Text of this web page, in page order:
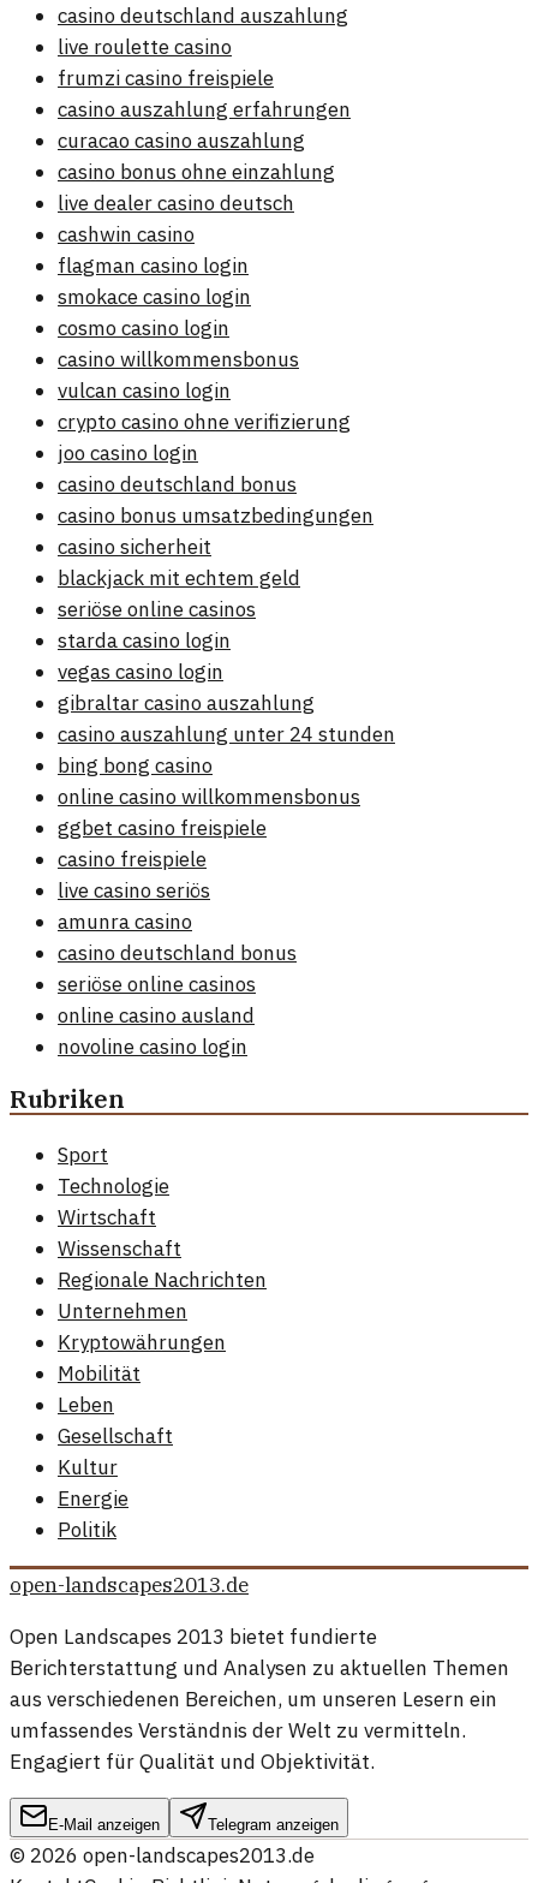
casino deutschland auszahlung
live roulette casino
frumzi casino freispiele
casino auszahlung erfahrungen
curacao casino auszahlung
casino bonus ohne einzahlung
live dealer casino deutsch
cashwin casino
flagman casino login
smokace casino login
cosmo casino login
casino willkommensbonus
vulcan casino login
crypto casino ohne verifizierung
joo casino login
casino deutschland bonus
casino bonus umsatzbedingungen
casino sicherheit
blackjack mit echtem geld
seriöse online casinos
starda casino login
vegas casino login
gibraltar casino auszahlung
casino auszahlung unter 24 stunden
bing bong casino
online casino willkommensbonus
ggbet casino freispiele
casino freispiele
live casino seriös
amunra casino
casino deutschland bonus
seriöse online casinos
online casino ausland
novoline casino login
Rubriken
Sport
Technologie
Wirtschaft
Wissenschaft
Regionale Nachrichten
Unternehmen
Kryptowährungen
Mobilität
Leben
Gesellschaft
Kultur
Energie
Politik
open-landscapes2013.de
Open Landscapes 2013 bietet fundierte
Berichterstattung und Analysen zu aktuellen Themen
aus verschiedenen Bereichen, um unseren Lesern ein
umfassendes Verständnis der Welt zu vermitteln.
Engagiert für Qualität und Objektivität.
E-Mail anzeigen Telegram anzeigen
© 2026 open-landscapes2013.de